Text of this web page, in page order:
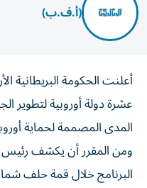
(أ.ف.ب)
أعلنت الحكومة البريطانية
عشرة دولة أوروبية لتطوير
المدى المصممة لحماية
ومن المقرر أن يكشف رئيس
البرنامج خلال قمة حلف